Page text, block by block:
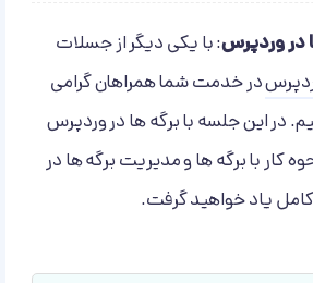
در وردپرس: با یکی دیگر از جسلات
در خدمت شما همراهان گرامی
در این جلسه با برگه ها در وردپرس
کار با برگه ها و مدیریت برگه ها در
یاد خواهید گرفت.